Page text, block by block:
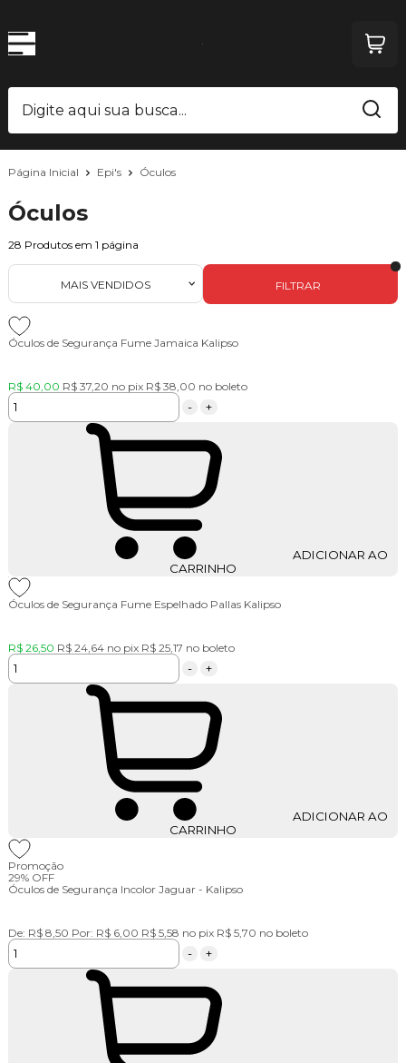
Página Inicial Epi's Óculos
Óculos
28 Produtos em 1 página
FILTRAR
MAIS VENDIDOS
Óculos de Segurança Fume Jamaica Kalipso
R$ 40,00 R$ 37,20 no pix R$ 38,00 no boleto
- +
CARRINHO
Óculos de Segurança Fume Espelhado Pallas Kalipso
R$ 26,50 R$ 24,64 no pix R$ 25,17 no boleto
- +
CARRINHO
Promoção
29% OFF
Óculos de Segurança Incolor Jaguar - Kalipso
De: R$ 8,50 Por: R$ 6,00 R$ 5,58 no pix R$ 5,70 no boleto
- +